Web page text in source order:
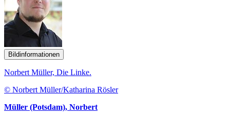
Bildinformationen
Norbert Müller, Die Linke.
© Norbert Müller/Katharina Rösler
Müller (Potsdam), Norbert